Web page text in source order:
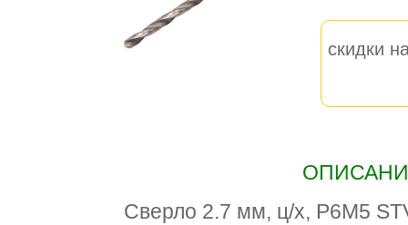
скидки
Сверло 2.7 мм, ц/х, Р6М5